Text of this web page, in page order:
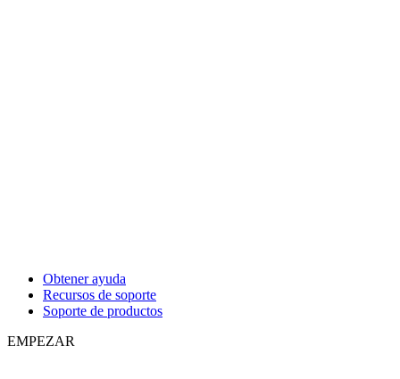
Obtener ayuda
Recursos de soporte
Soporte de productos
EMPEZAR